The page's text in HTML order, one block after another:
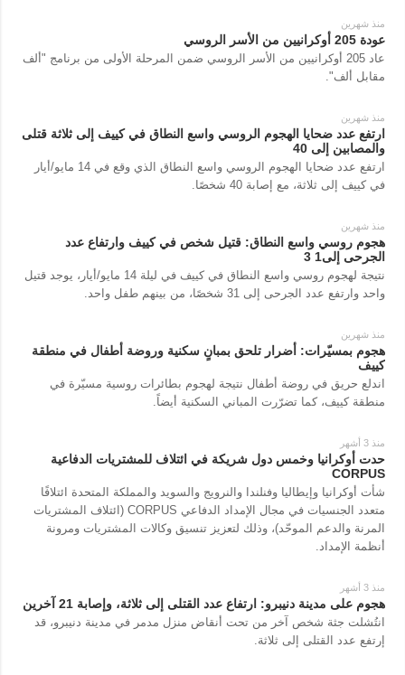
منذ شهرين
عودة 205 أوكرانيين من الأسر الروسي
عاد 205 أوكرانيين من الأسر الروسي ضمن المرحلة الأولى من برنامج "ألف
مقابل ألف".
منذ شهرين
ارتفع عدد ضحايا الهجوم الروسي واسع النطاق في كييف إلى ثلاثة قتلى
والمصابين إلى 40
ارتفع عدد ضحايا الهجوم الروسي واسع النطاق الذي وقع في 14 مايو/أيار
في كييف إلى ثلاثة، مع إصابة 40 شخصًا.
منذ شهرين
هجوم روسي واسع النطاق: قتيل شخص في كييف وارتفاع عدد
الجرحى إلى1 3
نتيجة لهجوم روسي واسع النطاق في كييف في ليلة 14 مايو/أيار، يوجد قتيل
واحد وارتفع عدد الجرحى إلى 31 شخصًا، من بينهم طفل واحد.
منذ شهرين
هجوم بمسيّرات: أضرار تلحق بمبانٍ سكنية وروضة أطفال في منطقة
كييف
اندلع حريق في روضة أطفال نتيجة لهجوم بطائرات روسية مسيّرة في
منطقة كييف، كما تضرّرت المباني السكنية أيضاً.
منذ 3 أشهر
حدت أوكرانيا وخمس دول شريكة في ائتلاف للمشتريات الدفاعية
CORPUS
شأت أوكرانيا وإيطاليا وفنلندا والنرويج والسويد والمملكة المتحدة ائتلافًا
متعدد الجنسيات في مجال الإمداد الدفاعي CORPUS (ائتلاف المشتريات
المرنة والدعم الموحّد)، وذلك لتعزيز تنسيق وكالات المشتريات ومرونة
أنظمة الإمداد.
منذ 3 أشهر
هجوم على مدينة دنيبرو: ارتفاع عدد القتلى إلى ثلاثة، وإصابة 21 آخرين
انتُشلت جثة شخص آخر من تحت أنقاض منزل مدمر في مدينة دنيبرو، قد
إرتفع عدد القتلى إلى ثلاثة.